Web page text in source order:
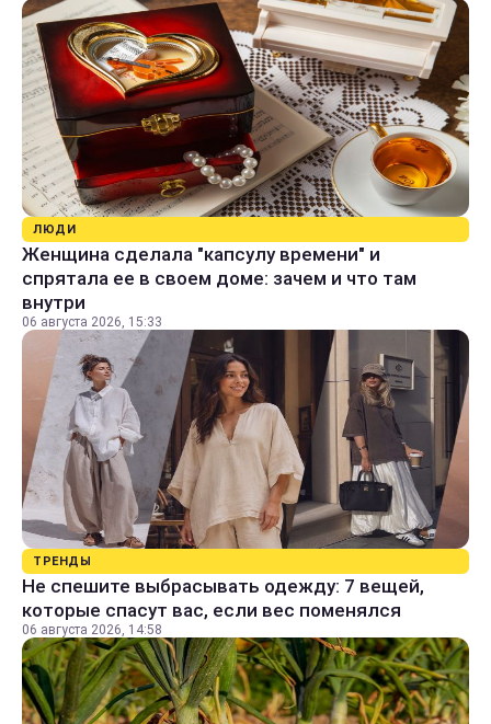
ЛЮДИ
Женщина сделала "капсулу времени" и
спрятала ее в своем доме: зачем и что там
внутри
06 августа 2026, 15:33
ТРЕНДЫ
Не спешите выбрасывать одежду: 7 вещей,
которые спасут вас, если вес поменялся
06 августа 2026, 14:58